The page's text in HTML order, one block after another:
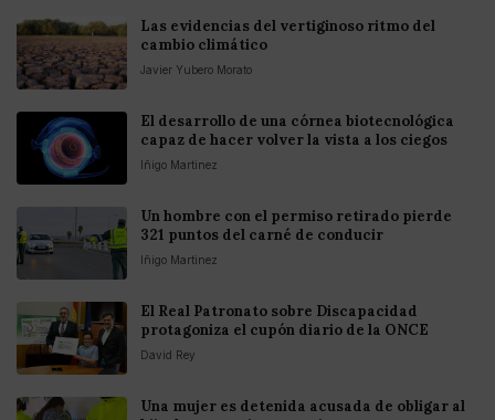
Las evidencias del vertiginoso ritmo del
cambio climático
Javier Yubero Morato
El desarrollo de una córnea biotecnológica
capaz de hacer volver la vista a los ciegos
Iñigo Martinez
Un hombre con el permiso retirado pierde
321 puntos del carné de conducir
Iñigo Martinez
El Real Patronato sobre Discapacidad
protagoniza el cupón diario de la ONCE
David Rey
Una mujer es detenida acusada de obligar al